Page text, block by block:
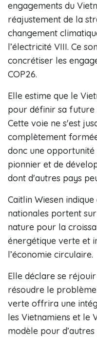
engagements du
réajustement de la
changement
l’électricité VIII. Ce
concrétiser les
COP26.
Elle estime que le
pour définir sa future
Cette voie ne s'est
complètement
donc une
pionnier et de
dont d'autres pays
Caitlin Wiesen
nationales portent
nature pour la
énergétique verte et
l’économie circulaire.
Elle déclare se
résoudre le
verte offrira une
les Vietnamiens et le
modèle pour d’autres